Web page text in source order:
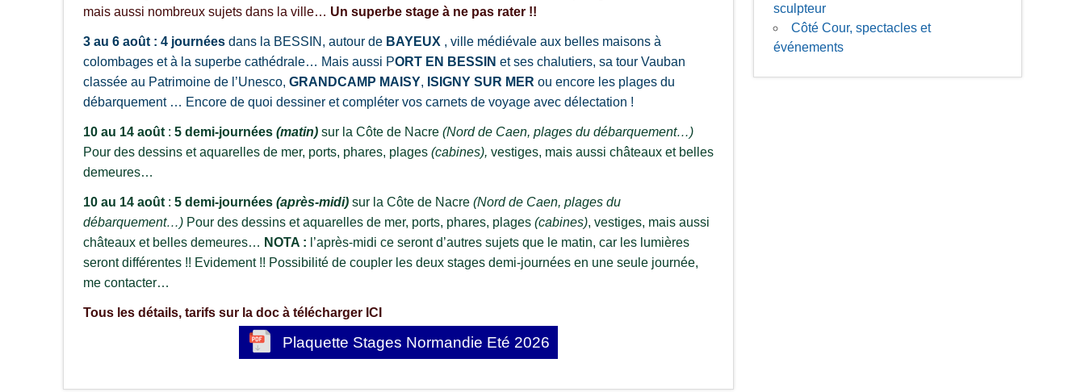
mais aussi nombreux sujets dans la ville… Un superbe stage à ne pas rater !!
3 au 6 août : 4 journées dans la BESSIN, autour de BAYEUX , ville médiévale aux belles maisons à
colombages et à la superbe cathédrale… Mais aussi PORT EN BESSIN et ses chalutiers, sa tour Vauban
classée au Patrimoine de l’Unesco, GRANDCAMP MAISY, ISIGNY SUR MER ou encore les plages du
débarquement … Encore de quoi dessiner et compléter vos carnets de voyage avec délectation !
10 au 14 août : 5 demi-journées (matin)sur la Côte de Nacre (Nord de Caen, plages du débarquement…)
Pour des dessins et aquarelles de mer, ports, phares, plages (cabines), vestiges, mais aussi châteaux et belles
demeures…
10 au 14 août : 5 demi-journées (après-midi)sur la Côte de Nacre (Nord de Caen, plages du
débarquement…)Pour des dessins et aquarelles de mer, ports, phares, plages (cabines), vestiges, mais aussi
châteaux et belles demeures… NOTA : l’après-midi ce seront d’autres sujets que le matin, car les lumières
seront différentes !! Evidement !! Possibilité de coupler les deux stages demi-journées en une seule journée,
me contacter…
Tous les détails, tarifs sur la doc à télécharger ICI
Plaquette Stages Normandie Eté 2026
sculpteur
Côté Cour, spectacles et
événements